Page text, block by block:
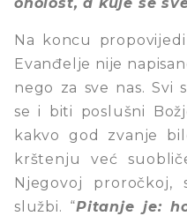
oholost, a kuje se
Na koncu
Evanđelje nije
nego za sve nas. Svi
se i biti poslušni
kakvo god zvanje
krštenju već
Njegovoj proročkoj,
službi. “Pitanje je: